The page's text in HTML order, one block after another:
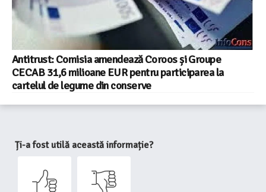
Antitrust: Comisia amendează Coroos și Groupe
CECAB 31,6 milioane EUR pentru participarea la
cartelul de legume din conserve
Ți-a fost utilă această informație?